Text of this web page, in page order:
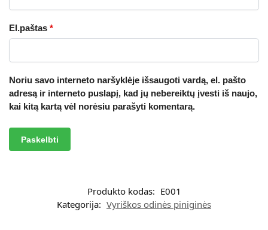
El.paštas *
Noriu savo interneto naršyklėje išsaugoti vardą, el. pašto
adresą ir interneto puslapį, kad jų nebereiktų įvesti iš naujo,
kai kitą kartą vėl norėsiu parašyti komentarą.
Produkto kodas: E001
Kategorija: Vyriškos odinės piniginės